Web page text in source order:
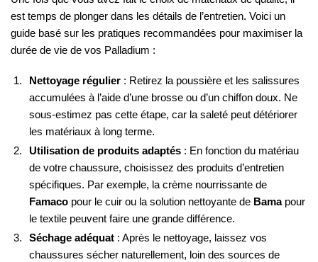
est temps de plonger dans les détails de l’entretien. Voici un
guide basé sur les pratiques recommandées pour maximiser la
durée de vie de vos Palladium :
Nettoyage régulier : Retirez la poussière et les salissures
accumulées à l’aide d’une brosse ou d’un chiffon doux. Ne
sous-estimez pas cette étape, car la saleté peut détériorer
les matériaux à long terme.
Utilisation de produits adaptés : En fonction du matériau
de votre chaussure, choisissez des produits d’entretien
spécifiques. Par exemple, la crème nourrissante de
Famaco pour le cuir ou la solution nettoyante de Bamapour
le textile peuvent faire une grande différence.
Séchage adéquat : Après le nettoyage, laissez vos
chaussures sécher naturellement, loin des sources de